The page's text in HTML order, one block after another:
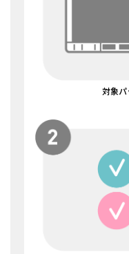
対象パ